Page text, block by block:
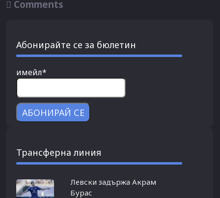
 Comments
Абонирайте се за бюлетин
имейл*
Трансферна линия
Левски задържа Акрам
Бурас